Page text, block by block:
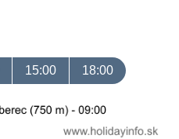
15:00 18:00